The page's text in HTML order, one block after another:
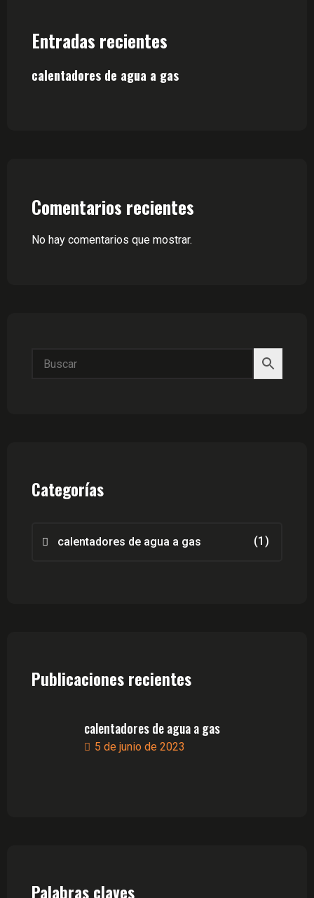
Entradas recientes
calentadores de agua a gas
Comentarios recientes
No hay comentarios que mostrar.
Categorías
calentadores de agua a gas (1)
Publicaciones recientes
calentadores de agua a gas
5 de junio de 2023
Palabras claves